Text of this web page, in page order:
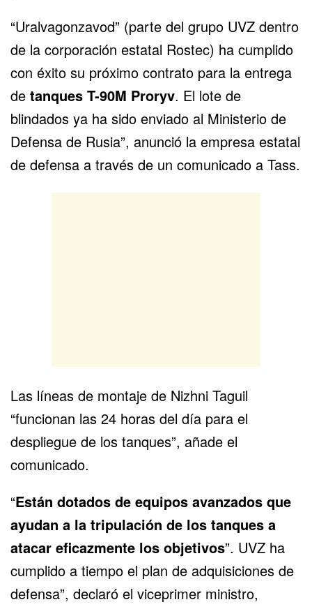
“Uralvagonzavod” (parte del grupo UVZ dentro
de la corporación estatal Rostec) ha cumplido
con éxito su próximo contrato para la entrega
de tanques T-90M Proryv. El lote de
blindados ya ha sido enviado al Ministerio de
Defensa de Rusia”, anunció la empresa estatal
de defensa a través de un comunicado a Tass.
Las líneas de montaje de Nizhni Taguil
“funcionan las 24 horas del día para el
despliegue de los tanques”, añade el
comunicado.
“Están dotados de equipos avanzados que
ayudan a la tripulación de los tanques a
atacar eficazmente los objetivos”. UVZ ha
cumplido a tiempo el plan de adquisiciones de
defensa”, declaró el viceprimer ministro,